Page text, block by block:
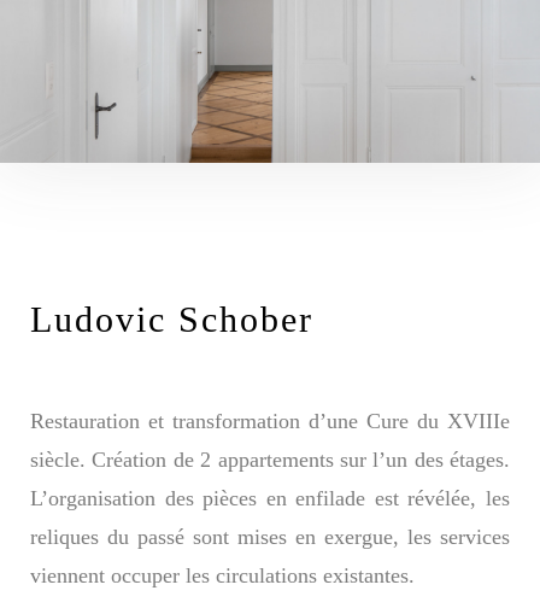
Ludovic Schober
Restauration et transformation d’une Cure du XVIIIe
siècle. Création de 2 appartements sur l’un des étages.
L’organisation des pièces en enfilade est révélée, les
reliques du passé sont mises en exergue, les services
viennent occuper les circulations existantes.